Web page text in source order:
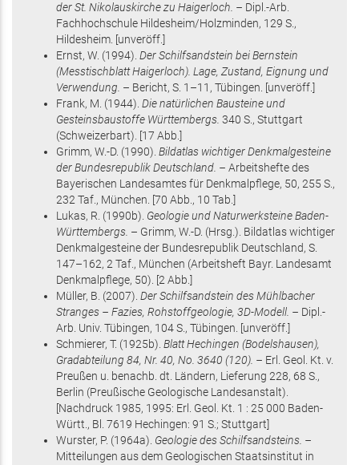
der St. Nikolauskirche zu Haigerloch. – Dipl.-Arb.
Fachhochschule Hildesheim/Holzminden, 129 S.,
Hildesheim. [unveröff.]
Ernst, W. (1994). Der Schilfsandstein bei Bernstein
(Messtischblatt Haigerloch). Lage, Zustand, Eignung und
Verwendung. – Bericht, S. 1–11 , Tübingen. [unveröff.]
Frank, M. (1944). Die natürlichen Bausteine und
Gesteinsbaustoffe Württembergs. 340 S., Stuttgart
(Schweizerbart). [17 Abb.]
Grimm, W.-D. (1990). Bildatlas wichtiger Denkmalgesteine
der Bundesrepublik Deutschland. – Arbeitshefte des
Bayerischen Landesamtes für Denkmalpflege, 50, 255 S.,
232 Taf., München. [70 Abb., 10 Tab.]
Lukas, R. (1990b). Geologie und Naturwerksteine Baden-
Württembergs. – Grimm, W.-D. (Hrsg.). Bildatlas wichtiger
Denkmalgesteine der Bundesrepublik Deutschland, S.
147–162, 2 Taf., München (Arbeitsheft Bayr. Landesamt
Denkmalpflege, 50). [2 Abb.]
Müller, B. (2007). Der Schilfsandstein des Mühlbacher
Stranges – Fazies, Rohstoffgeologie, 3D-Modell. – Dipl.-
Arb. Univ. Tübingen, 104 S., Tübingen. [unveröff.]
Schmierer, T. (1925b). Blatt Hechingen (Bodelshausen),
Gradabteilung 84, Nr. 40, No. 3640 (120). – Erl. Geol. Kt. v.
Preußen u. benachb. dt. Ländern, Lieferung 228, 68 S.,
Berlin (Preußische Geologische Landesanstalt).
[Nachdruck 1985, 1995: Erl. Geol. Kt. 1 : 25 000 Baden-
Württ., Bl. 7619 Hechingen: 91 S.; Stuttgart]
Wurster, P. (1964a). Geologie des Schilfsandsteins. –
Mitteilungen aus dem Geologischen Staatsinstitut in